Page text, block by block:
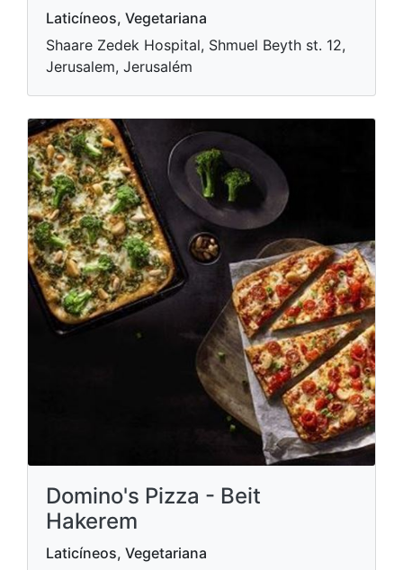
Laticíneos, Vegetariana
Shaare Zedek Hospital, Shmuel Beyth st. 12,
Jerusalem, Jerusalém
Domino's Pizza - Beit
Hakerem
Laticíneos, Vegetariana